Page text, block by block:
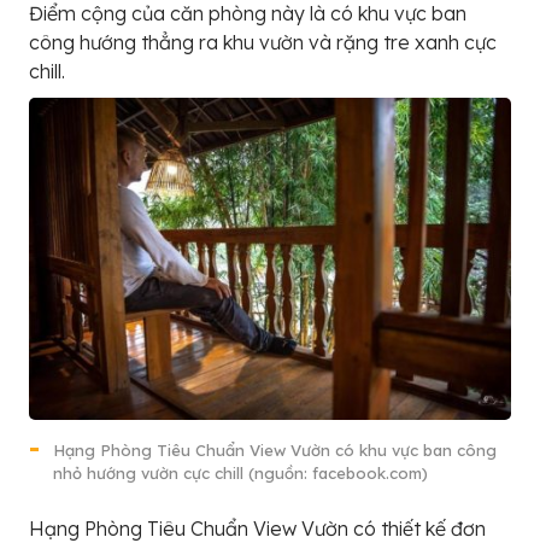
Điểm cộng của căn phòng này là có khu vực ban
công hướng thẳng ra khu vườn và rặng tre xanh cực
chill.
Hạng Phòng Tiêu Chuẩn View Vườn có khu vực ban công
nhỏ hướng vườn cực chill (nguồn: facebook.com)
Hạng Phòng Tiêu Chuẩn View Vườn có thiết kế đơn